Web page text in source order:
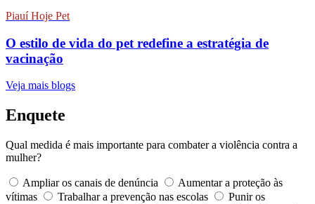
Piauí Hoje Pet
O estilo de vida do pet redefine a estratégia de
vacinação
Veja mais blogs
Enquete
Qual medida é mais importante para combater a violência contra a
mulher?
Ampliar os canais de denúncia
Aumentar a proteção às
vítimas
Trabalhar a prevenção nas escolas
Punir os